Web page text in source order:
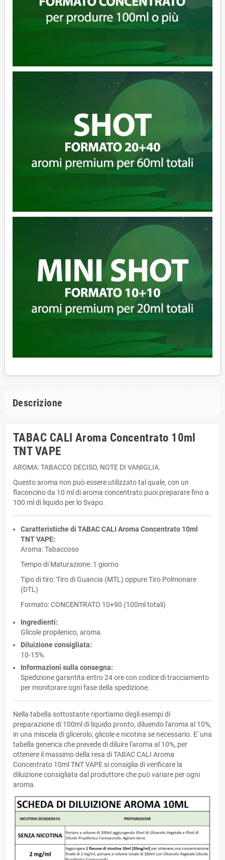
Descrizione
TABAC CALI Aroma Concentrato 10ml
TNT VAPE
AROMA: TABACCO DECISO, NOTE DI VANIGLIA.
Questo aroma non può essere utilizzato tal quale, con un
flaconcino da 10 ml di aroma concentrato puoi preparare fino a
100 ml di liquido per lo Svapo.
Caratteristiche di TABAC CALI Aroma Concentrato 10ml
TNT VAPE:
Aroma: Tabaccoso
Tempo di Maturazione: 1 giorno
Tipo di tiro: Tiro di Guancia (MTL) oppure Tiro Polmonare
(DTL)
Formato: CONCENTRATO 10+90 (100ml totali)
Ingredienti:
Glicole propilenico, aroma.
Diluizione consigliata:
10-15%.
Informazioni sulla consegna:
Spedizione garantita entro 24 ore con codice di tracciamento
per monitorare ogni fase della spedizione.
Nella tabella sottostante riportiamo degli esempi di
preparazione di 100ml di liquido pronto, diluendo l'aroma al 10%,
in una miscela di glicerolo, glicole e nicotina se necessario. E' una
tabella generica che prevede di diluire l'aroma al 10%, per
ottenere il massimo della resa di TABAC CALI Aroma
Concentrato 10ml TNT VAPE si consiglia di verificare la
diluizione consigliata dal produttore che può variare per ogni
aroma.